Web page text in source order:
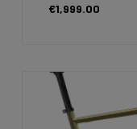
€1,999.00